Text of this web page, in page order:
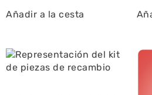
Añadir a la cesta